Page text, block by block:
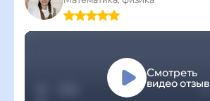
Смотреть
видео отзыв